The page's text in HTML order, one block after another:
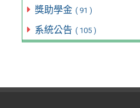
獎助學金 ( 91 )
系統公告 ( 105 )